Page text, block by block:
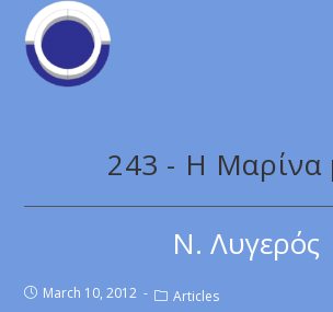
243 - Η Μαρίνα
Ν. Λυγερός
March 10, 2012 Articles